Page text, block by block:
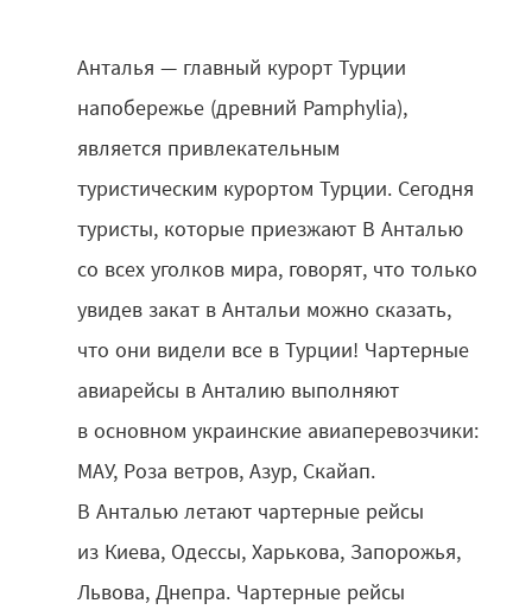
Анталья — главный курорт Турции
напобережье (древний Pamphylia),
является привлекательным
туристическим курортом Турции. Сегодня
туристы, которые приезжают В Анталью
со всех уголков мира, говорят, что только
увидев закат в Антальи можно сказать,
что они видели все в Турции! Чартерные
авиарейсы в Анталию выполняют
в основном украинские авиаперевозчики:
МАУ, Роза ветров, Азур, Скайап.
В Анталью летают чартерные рейсы
из Киева, Одессы, Харькова, Запорожья,
Львова, Днепра. Чартерные рейсы